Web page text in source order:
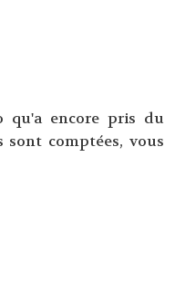
encore pris du
sont comptées, vous